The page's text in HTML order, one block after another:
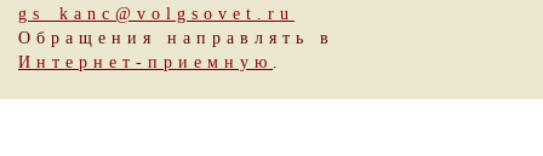
gs_kanc@volgsovet.ru
Обращения направлять в
Интернет-приемную